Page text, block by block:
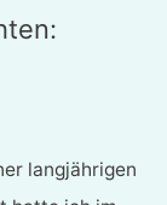
langjährigen